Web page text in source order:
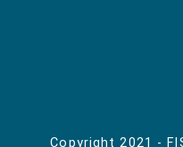
Copyright 2021 -